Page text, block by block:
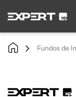
Fundos de